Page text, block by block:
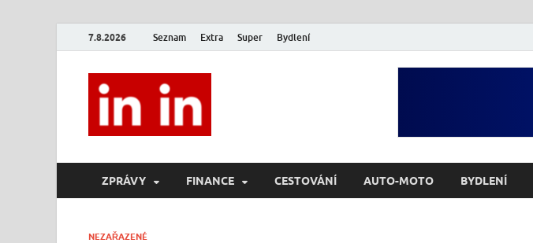
7.8.2026 Seznam Extra Super Bydlení
ZPRÁVY FINANCE CESTOVÁNÍ AUTO-MOTO BYDLENÍ
NEZAŘAZENÉ